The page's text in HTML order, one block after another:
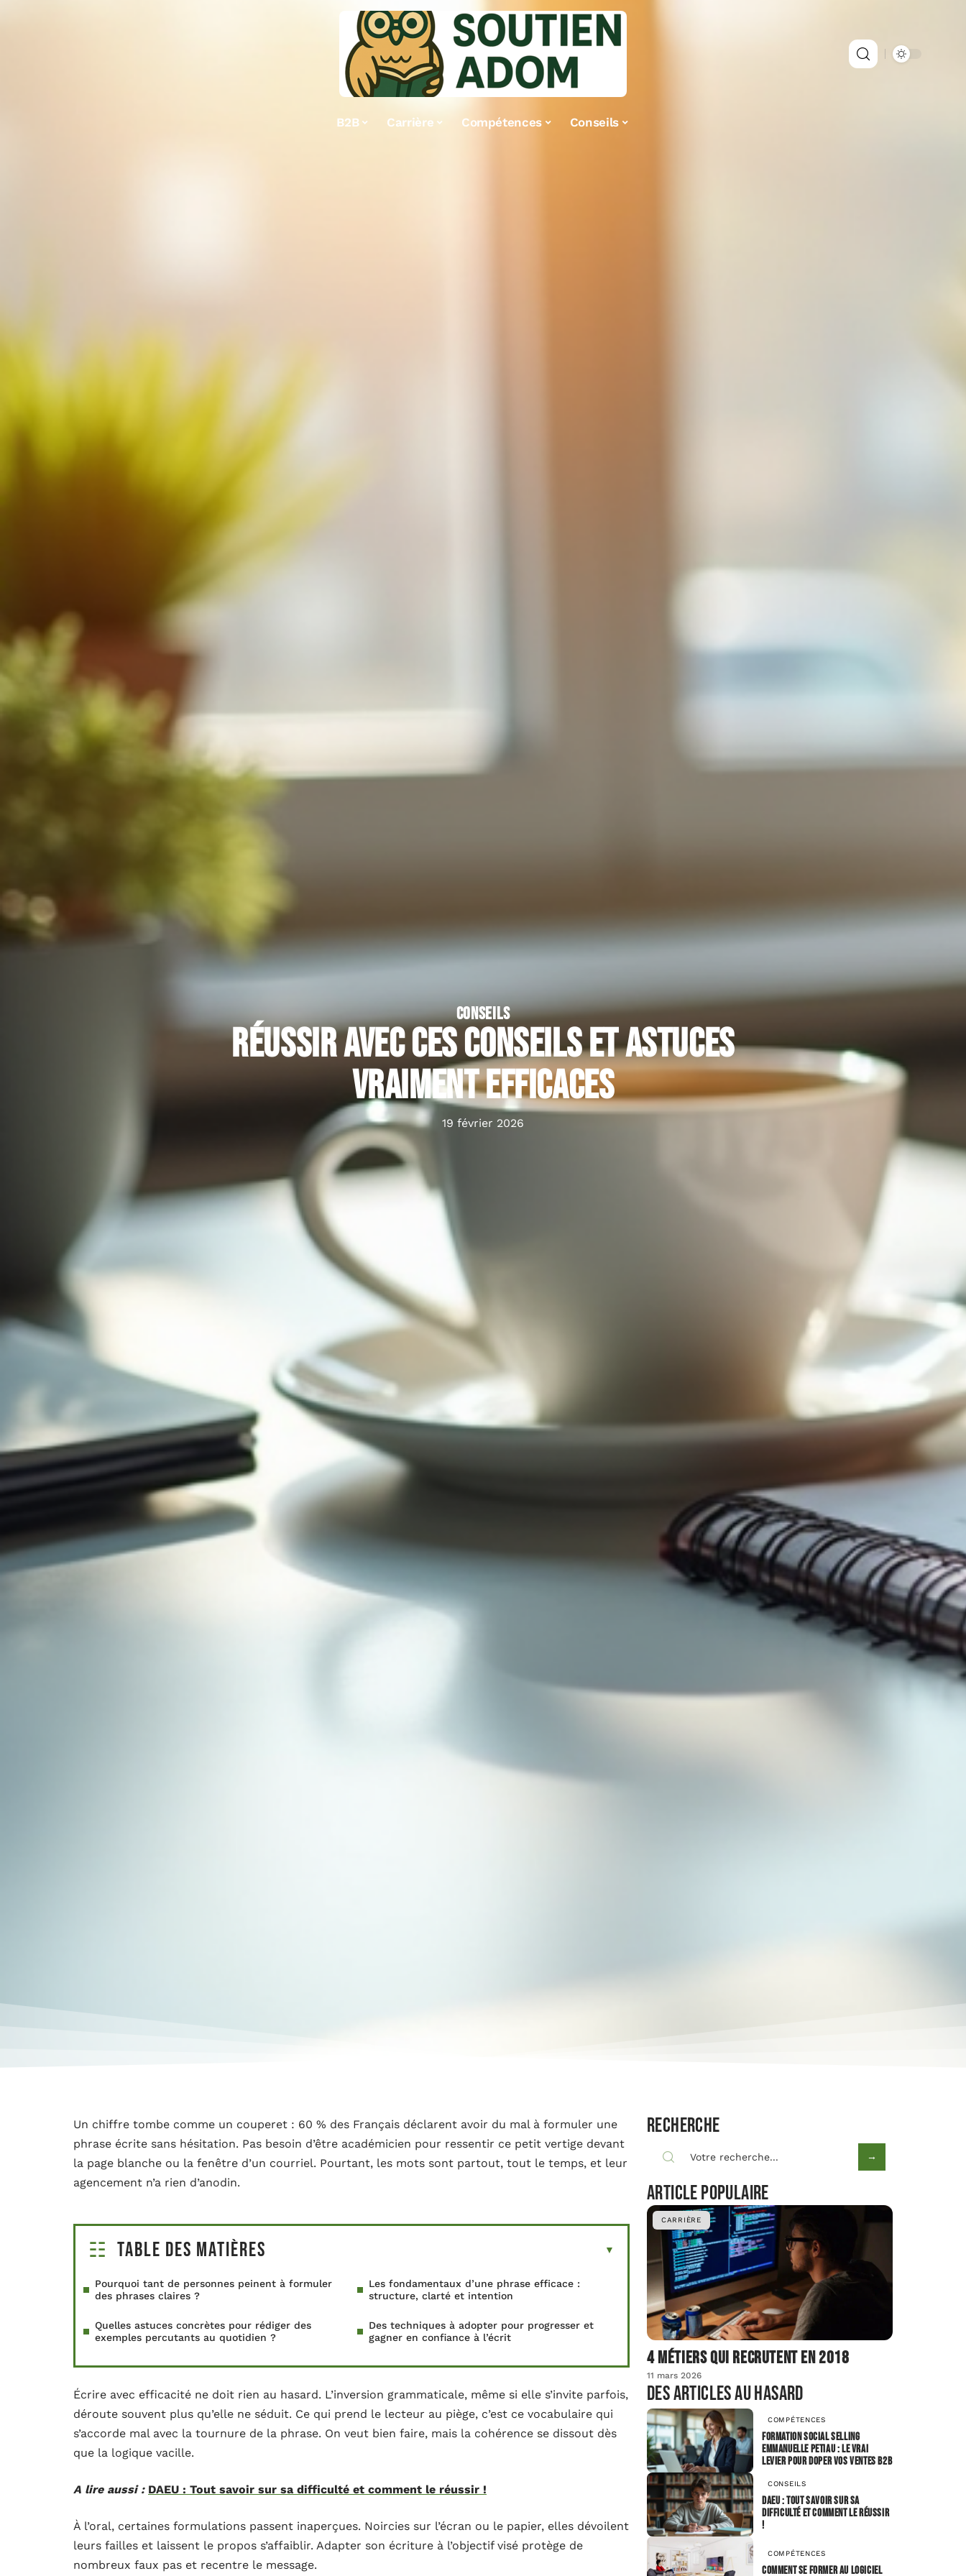
B2B Carrière Compétences Conseils
CONSEILS
Réussir avec ces conseils et astuces
vraiment efficaces
19 février 2026
Un chiffre tombe comme un couperet : 60 % des Français déclarent avoir du mal à formuler une
phrase écrite sans hésitation. Pas besoin d’être académicien pour ressentir ce petit vertige devant
la page blanche ou la fenêtre d’un courriel. Pourtant, les mots sont partout, tout le temps, et leur
agencement n’a rien d’anodin.
Table des matières
Pourquoi tant de personnes peinent à formuler
des phrases claires ?
Les fondamentaux d’une phrase efficace :
structure, clarté et intention
Quelles astuces concrètes pour rédiger des
exemples percutants au quotidien ?
Des techniques à adopter pour progresser et
gagner en confiance à l’écrit
Écrire avec efficacité ne doit rien au hasard. L’inversion grammaticale, même si elle s’invite parfois,
déroute souvent plus qu’elle ne séduit. Ce qui prend le lecteur au piège, c’est ce vocabulaire qui
s’accorde mal avec la tournure de la phrase. On veut bien faire, mais la cohérence se dissout dès
que la logique vacille.
A lire aussi : DAEU : Tout savoir sur sa difficulté et comment le réussir !
À l’oral, certaines formulations passent inaperçues. Noircies sur l’écran ou le papier, elles dévoilent
leurs failles et laissent le propos s’affaiblir. Adapter son écriture à l’objectif visé protège de
nombreux faux pas et recentre le message.
Recherche
Article populaire
CARRIÈRE
4 métiers qui recrutent en 2018
11 mars 2026
Des articles au hasard
COMPÉTENCES
Formation social selling
Emmanuelle Petiau : le vrai
levier pour doper vos ventes B2B
CONSEILS
DAEU : Tout savoir sur sa
difficulté et comment le réussir
!
COMPÉTENCES
Comment se former au logiciel